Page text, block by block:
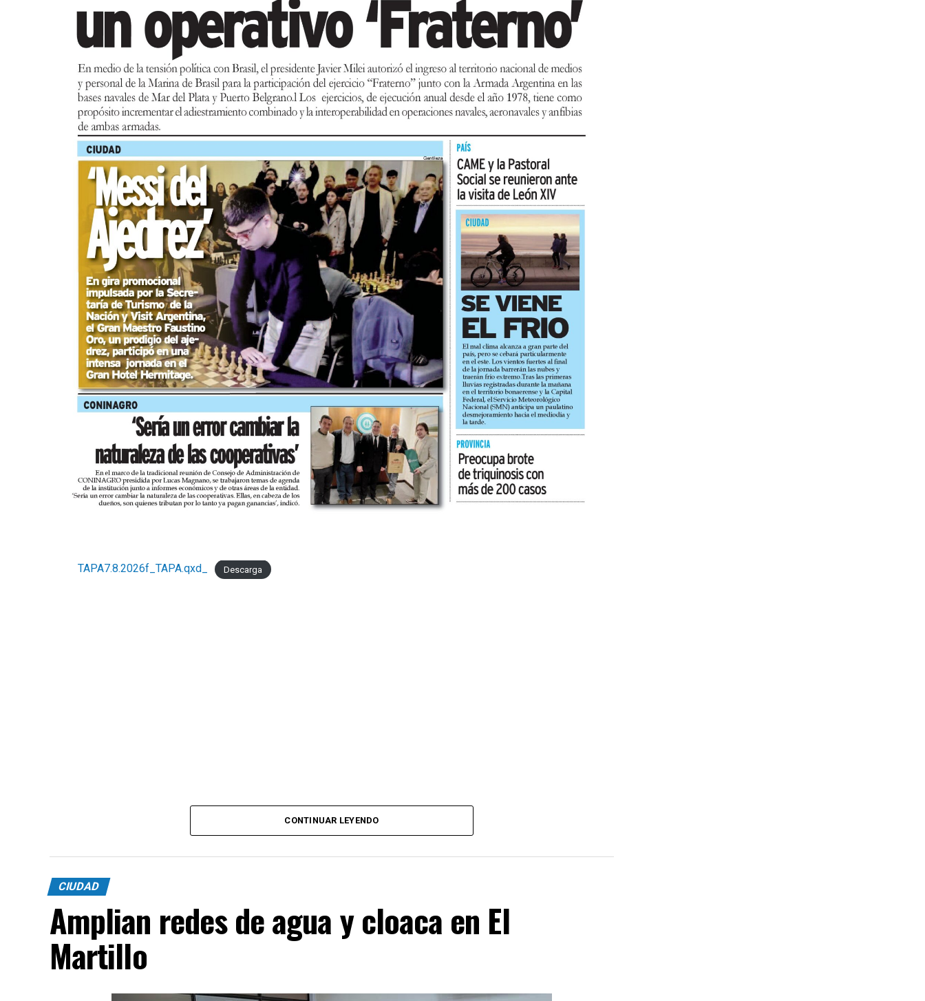
TAPA7.8.2026f_TAPA.qxd_ Descarga
CONTINUAR LEYENDO
CIUDAD
Amplian redes de agua y cloaca en El
Martillo